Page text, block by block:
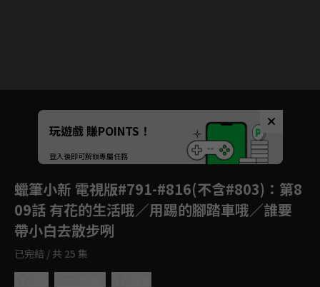
Unmute
如有不便請見諒
玩遊戲 賺POINTS！
登入後即可解鎖專屬任務
蠟筆小新 電視版#791-#816(不含#803) ：第8
09話 有花的生活哦／用踢的腳踏車哦／誰要
帶小白去散步咧
已完結 / 共 25 集